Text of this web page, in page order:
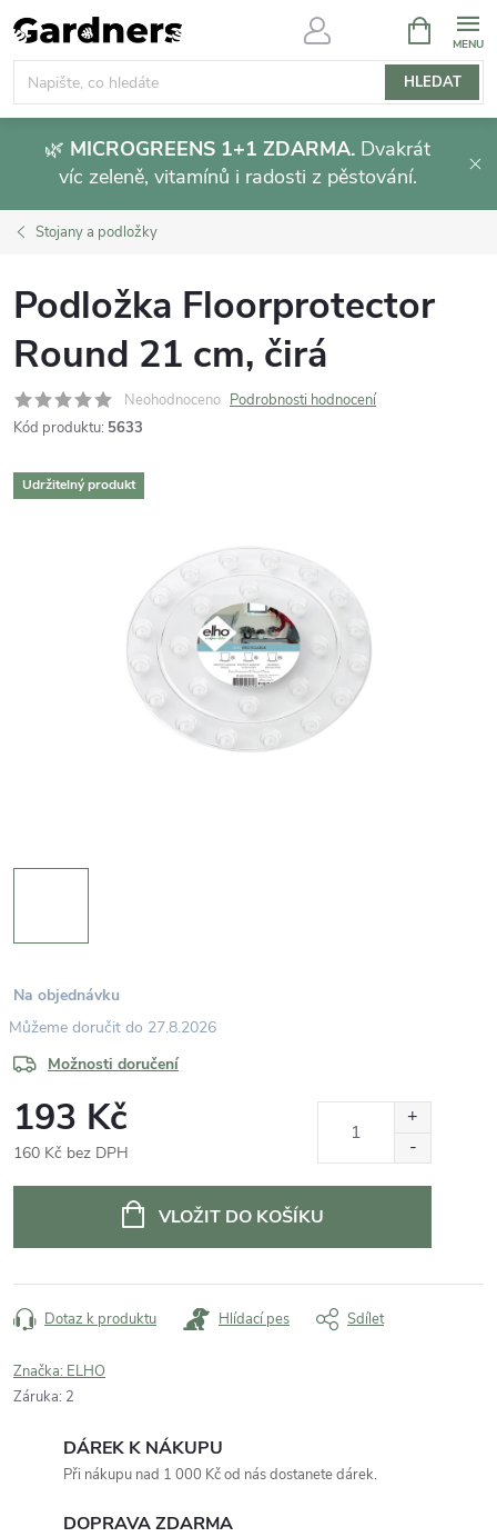
Přejít
na
obsah
HLEDAT
NÁKUPNÍ
KOŠÍK
🌿 MICROGREENS 1+1 ZDARMA. Dvakrát
víc zeleně, vitamínů i radosti z pěstování.
Stojany a podložky
Podložka Floorprotector
Round 21 cm, čirá
Neohodnoceno Podrobnosti hodnocení
Kód produktu: 5633
Udržitelný produkt
Na objednávku
27.8.2026
Možnosti doručení
193 Kč
160 Kč bez DPH
VLOŽIT DO KOŠÍKU
Dotaz k produktu Hlídací pes Sdílet
Značka: ELHO
Záruka: 2
DÁREK K NÁKUPU
Při nákupu nad 1 000 Kč od nás dostanete dárek.
DOPRAVA ZDARMA